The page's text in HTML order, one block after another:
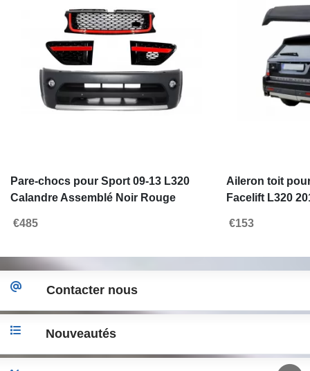
Pare-chocs pour Sport 09-13 L320
Calandre Assemblé Noir Rouge
€485
Aileron toit
Facelift L320
€153
Contacter nous
Nouveautés